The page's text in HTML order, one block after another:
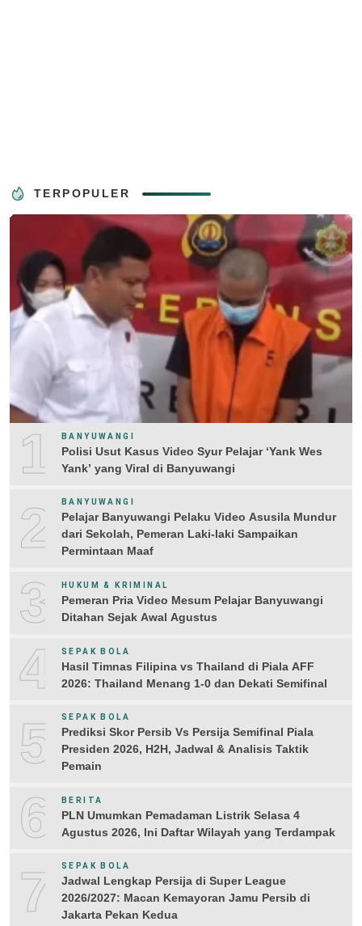
TERPOPULER
1 BANYUWANGI
Polisi Usut Kasus Video Syur Pelajar ‘Yank Wes
Yank’ yang Viral di Banyuwangi
2 BANYUWANGI
Pelajar Banyuwangi Pelaku Video Asusila Mundur
dari Sekolah, Pemeran Laki-laki Sampaikan
Permintaan Maaf
3 HUKUM & KRIMINAL
Pemeran Pria Video Mesum Pelajar Banyuwangi
Ditahan Sejak Awal Agustus
4 SEPAK BOLA
Hasil Timnas Filipina vs Thailand di Piala AFF
2026: Thailand Menang 1-0 dan Dekati Semifinal
5 SEPAK BOLA
Prediksi Skor Persib Vs Persija Semifinal Piala
Presiden 2026, H2H, Jadwal & Analisis Taktik
Pemain
6 BERITA
PLN Umumkan Pemadaman Listrik Selasa 4
Agustus 2026, Ini Daftar Wilayah yang Terdampak
7 SEPAK BOLA
Jadwal Lengkap Persija di Super League
2026/2027: Macan Kemayoran Jamu Persib di
Jakarta Pekan Kedua